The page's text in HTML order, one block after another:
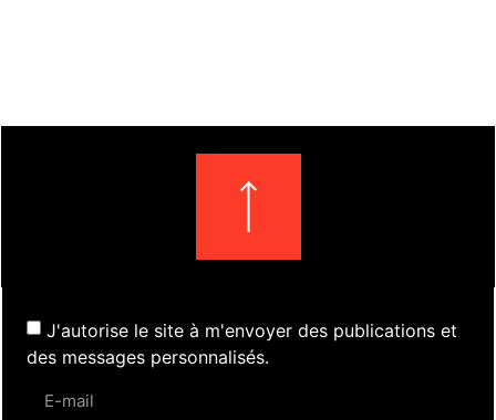
J'autorise le site à m'envoyer des publications et
des messages personnalisés.